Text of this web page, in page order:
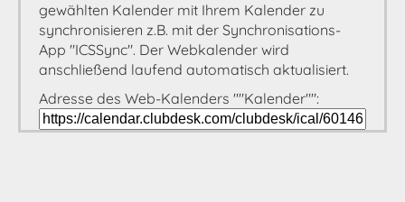
gewählten Kalender mit Ihrem Kalender zu
synchronisieren z.B. mit der Synchronisations-
App "ICSSync". Der Webkalender wird
anschließend laufend automatisch aktualisiert.
Adresse des Web-Kalenders ""Kalender"":